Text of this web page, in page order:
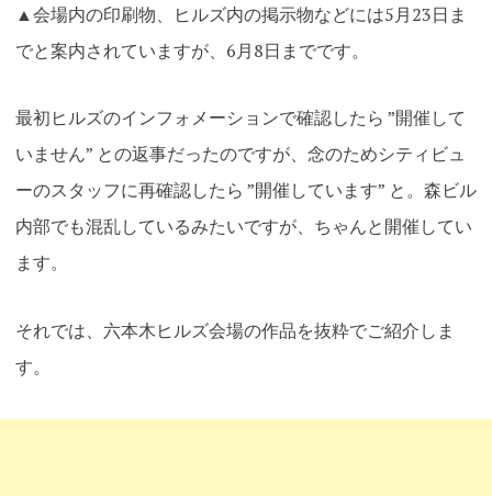
▲会場内の印刷物、ヒルズ内の掲示物などには5月23日ま
でと案内されていますが、6月8日までです。
最初ヒルズのインフォメーションで確認したら ”開催して
いません” との返事だったのですが、念のためシティビュ
ーのスタッフに再確認したら ”開催しています” と。森ビル
内部でも混乱しているみたいですが、ちゃんと開催してい
ます。
それでは、六本木ヒルズ会場の作品を抜粋でご紹介しま
す。